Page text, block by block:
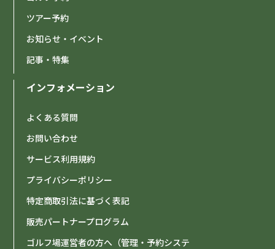
ツアー予約
お知らせ・イベント
記事・特集
インフォメーション
よくある質問
お問い合わせ
サービス利用規約
プライバシーポリシー
特定商取引法に基づく表記
販売パートナープログラム
ゴルフ場運営者の方へ（管理・予約システ